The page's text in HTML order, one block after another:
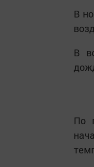
В
В
По